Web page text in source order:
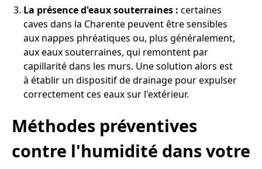
La présence d'eaux souterraines : certaines
caves dans la Charente peuvent être sensibles
aux nappes phréatiques ou, plus généralement,
aux eaux souterraines, qui remontent par
capillarité dans les murs. Une solution alors est
à établir un dispositif de drainage pour expulser
correctement ces eaux sur l'extérieur.
Méthodes préventives
contre l'humidité dans votre